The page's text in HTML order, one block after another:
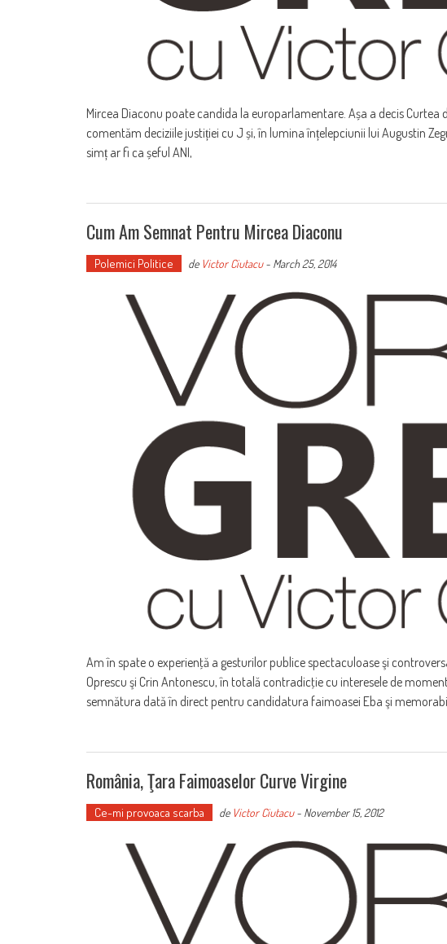
Mircea Diaconu poate candida la europarlamentare. Așa a decis Curtea
comentăm deciziile justiției cu J și, în lumina înțelepciunii lui Augustin
simț ar fi ca șeful ANI,
Cum Am Semnat Pentru Mircea Diaconu
Polemici Politice de Victor Ciutacu- March 25, 2014
Am în spate o experienţă a gesturilor publice spectaculoase şi
Oprescu şi Crin Antonescu, în totală contradicţie cu interesele de
semnătura dată în direct pentru candidatura faimoasei Eba şi
România, Ţara Faimoaselor Curve Virgine
Ce-mi provoaca scarba de Victor Ciutacu- November 15, 2012